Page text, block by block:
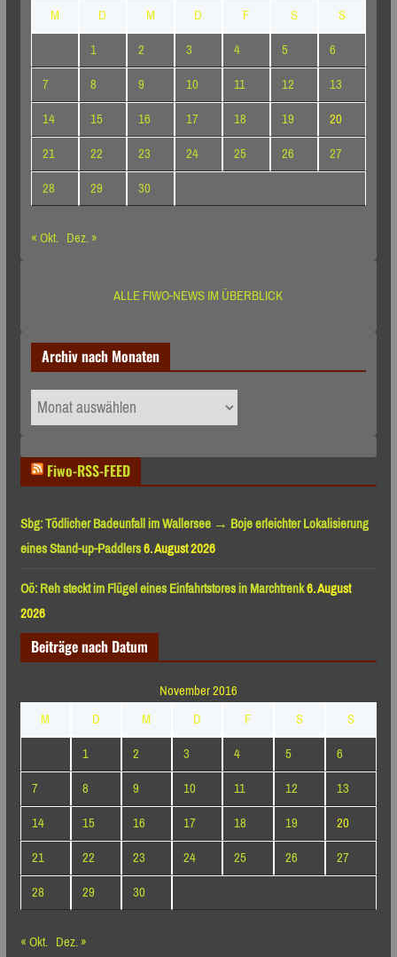
M
D M D F S
S
1
2 3 4 5
6
7
8 9 10 11 12
13
14
15 16 17 18 19
20
21
22 23 24 25 26
27
28
29
30
« Okt. Dez. »
ALLE FIWO-NEWS IM ÜBERBLICK
Archiv nach Monaten
Archiv
nach
Fiwo-RSS-FEED
Sbg: Tödlicher Badeunfall im Wallersee → Boje erleichter Lokalisierung
eines Stand-up-Paddlers6. August 2026
Oö: Reh steckt im Flügel eines Einfahrtstores in Marchtrenk6. August
2026
Beiträge nach Datum
November 2016
M
D M D F S
S
1
2 3 4 5
6
7
8 9 10 11 12
13
14
15 16 17 18 19
20
21
22 23 24 25 26
27
28
29
30
« Okt. Dez. »